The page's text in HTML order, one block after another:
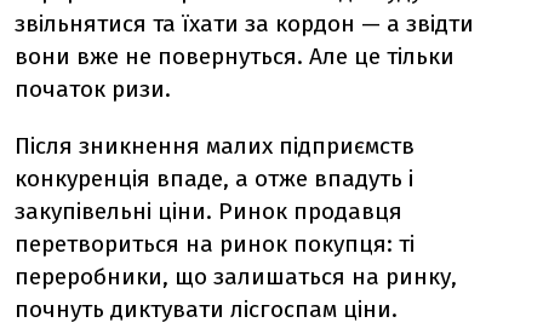
звільнятися та їхати за кордон — а звідти
вони вже не повернуться. Але це тільки
початок ризи.
Після зникнення малих підприємств
конкуренція впаде, а отже впадуть і
закупівельні ціни. Ринок продавця
перетвориться на ринок покупця: ті
переробники, що залишаться на ринку,
почнуть диктувати лісгоспам ціни.